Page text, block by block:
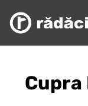
Cupra